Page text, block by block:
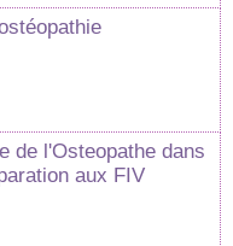
de l'Osteopathe dans
aux FIV